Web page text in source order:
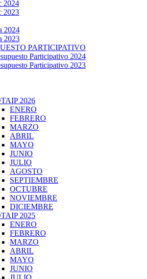
2024
2023
2024
2023
PARTICIPATIVO
Participativo 2024
Participativo 2023
2026
ENERO
FEBRERO
MARZO
ABRIL
MAYO
JUNIO
JULIO
AGOSTO
SEPTIEMBRE
OCTUBRE
NOVIEMBRE
DICIEMBRE
2025
ENERO
FEBRERO
MARZO
ABRIL
MAYO
JUNIO
JULIO